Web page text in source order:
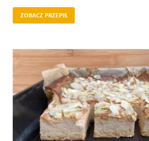
ZOBACZ PRZEPIS